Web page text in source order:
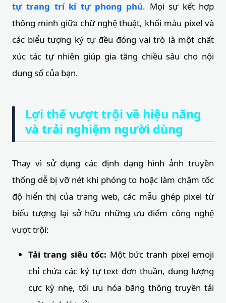
tự trang trí kí tự phong phú. Mọi sự kết hợp
thông minh giữa chữ nghệ thuật, khối màu pixel và
các biểu tượng ký tự đều đóng vai trò là một chất
xúc tác tự nhiên giúp gia tăng chiều sâu cho nội
dung số của bạn.
Lợi thế vượt trội về hiệu năng
và trải nghiệm người dùng
Thay vì sử dụng các định dạng hình ảnh truyền
thống dễ bị vỡ nét khi phóng to hoặc làm chậm tốc
độ hiển thị của trang web, các mẫu ghép pixel từ
biểu tượng lại sở hữu những ưu điểm công nghệ
vượt trội:
Tải trang siêu tốc: Một bức tranh pixel emoji
chỉ chứa các ký tự text đơn thuần, dung lượng
cực kỳ nhẹ, tối ưu hóa băng thông truyền tải